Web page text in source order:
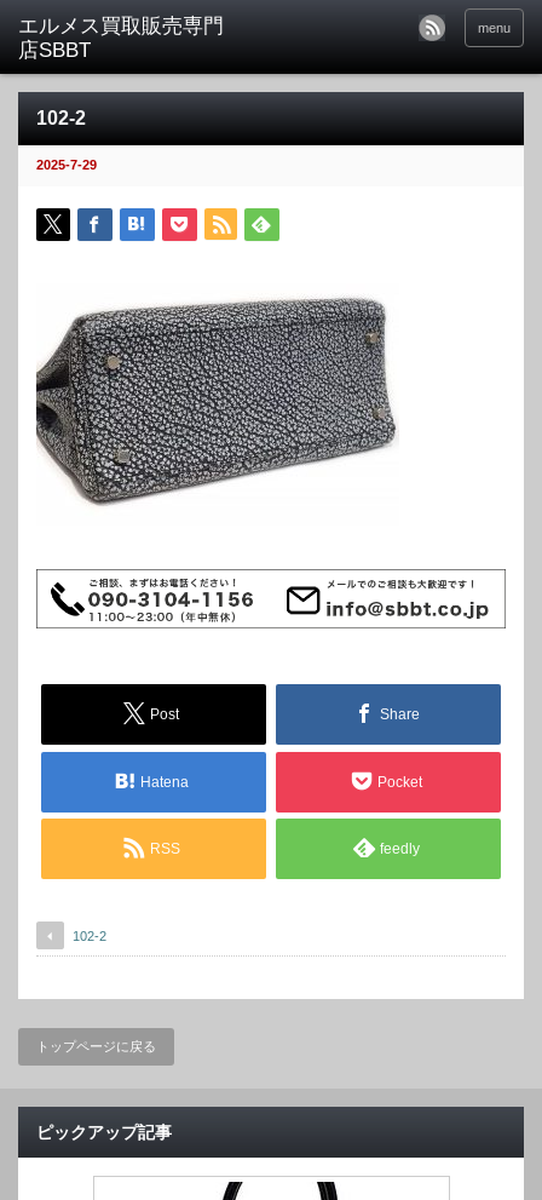
menu
102-2
2025-7-29
Post Share
Hatena Pocket
RSS feedly
102-2
トップページに戻る
ピックアップ記事